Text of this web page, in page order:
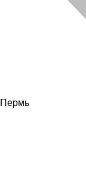
Пермь